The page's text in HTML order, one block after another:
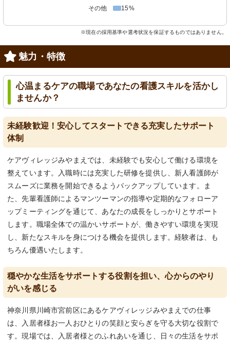
その他
15%
※現在の採用基準や選考状況を保証するものではありません。
魅力・特徴
心温まるケアの職場であなたの看護スキルを活かし
ませんか？
未経験歓迎！安心してスタートできる充実したサポート
体制
ケアヴィレッジみやまえでは、未経験でも安心して働ける環境を
整えています。入職時には充実した研修を提供し、新人看護師が
スムーズに業務を開始できるようバックアップしています。ま
た、先輩看護師によるマンツーマンの指導や定期的なフォローア
ップミーティングを通じて、あなたの成長をしっかりとサポート
します。職場全体での温かいサポートが、働きやすい環境を実現
し、新たなスキルを身につける機会を提供します。経験者は、も
ちろん優遇いたします。
穏やかな生活をサポートする役割を担い、心からのやり
がいを感じる
神奈川県川崎市宮前区にあるケアヴィレッジみやまえでの仕事
は、入居者様お一人おひとりの笑顔と安らぎを守る大切な役割で
す。現場では、入居者様とのふれあいを通じ、日々の生活をサポ